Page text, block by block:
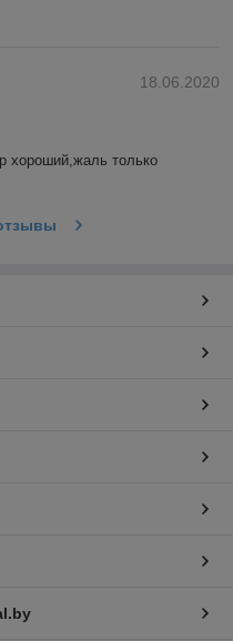
18.06.2020
хороший,жаль только